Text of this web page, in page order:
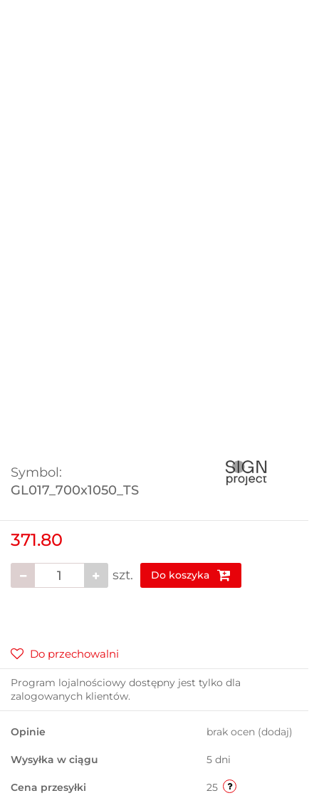
Symbol:
GL017_700x1050_TS
371.80
szt. Do koszyka
Do przechowalni
Program lojalnościowy dostępny jest tylko dla
zalogowanych klientów.
Opinie brak ocen (dodaj)
Wysyłka w ciągu 5 dni
Cena przesyłki 25